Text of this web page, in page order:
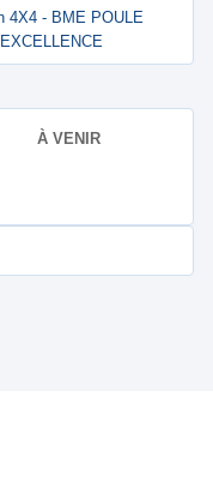
4X4 - BME POULE
À VENIR